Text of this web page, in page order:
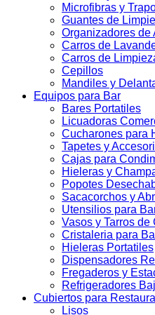
Microfibras y
Guantes de
Organizadores de
Carros de
Carros de
Cepillos
Mandiles y
Equipos para Bar
Bares Portatiles
Licuadoras
Cucharones para
Tapetes y
Cajas para
Hieleras y
Popotes
Sacacorchos y
Utensilios para
Vasos y Tarros de
Cristaleria para
Hieleras Portatiles
Dispensadores
Fregaderos y
Refrigeradores
Cubiertos para
Lisos